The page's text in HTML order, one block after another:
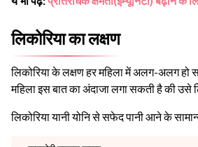
लिकोरिया का लक्षण
लिकोरिया के लक्षण हर महिला में अलग-अलग
महिला इस बात का अंदाजा लगा सकती है की उसे
लिकोरिया यानी योनि से सफेद पानी आने के